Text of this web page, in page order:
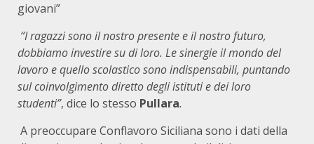
giovani”
“I ragazzi sono il nostro presente e il nostro futuro,
dobbiamo investire su di loro. Le sinergie il mondo del
lavoro e quello scolastico sono indispensabili, puntando
sul coinvolgimento diretto degli istituti e dei loro
studenti”, dice lo stesso Pullara.
A preoccupare Conflavoro Siciliana sono i dati della